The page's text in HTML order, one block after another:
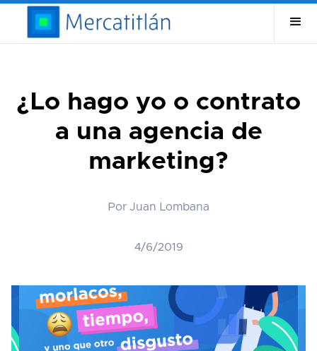
¿Lo hago yo o contrato
a una agencia de
marketing?
Por Juan Lombana
4/6/2019